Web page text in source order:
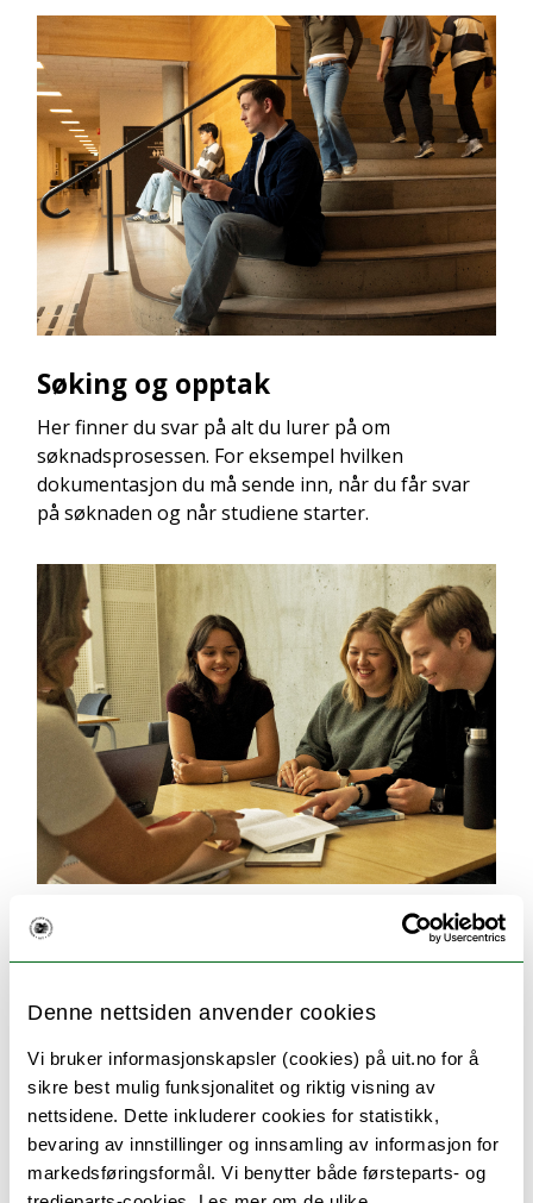
Denne nettsiden anvender cookies
Vi bruker informasjonskapsler (cookies) på uit.no for å
sikre best mulig funksjonalitet og riktig visning av
nettsidene. Dette inkluderer cookies for statistikk,
bevaring av innstillinger og innsamling av informasjon for
markedsføringsformål. Vi benytter både førsteparts- og
Søking og opptak
Her finner du svar på alt du lurer på om
søknadsprosessen. For eksempel hvilken
dokumentasjon du må sende inn, når du får svar
på søknaden og når studiene starter.
Seks gode grunner til å velge UiT
utvekslingsmuligheter, et inkluderende
kulturopplevelser – det er noe av det som gjør UiT
til et godt sted å være student.